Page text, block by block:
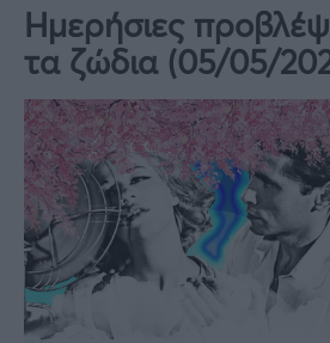
Ημερήσιες
τα ζώδια (05/05/